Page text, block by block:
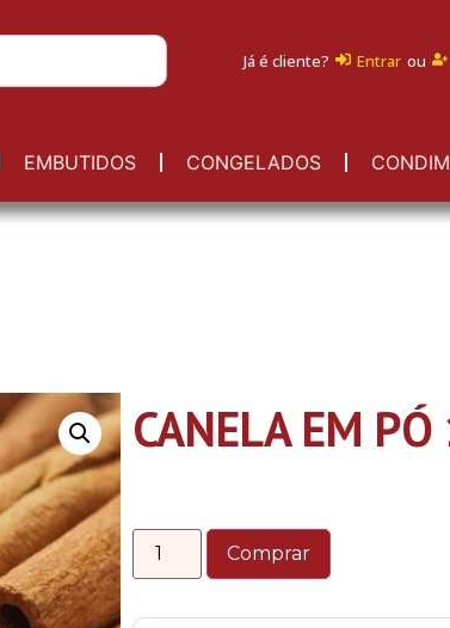
Já é cliente? Entrar ou
EMBUTIDOS CONGELADOS
CANELA EM
Comprar